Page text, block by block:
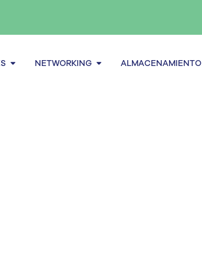
Abrir Servidores
NETWORKING Abrir Networking
ALMACENAMIENTO